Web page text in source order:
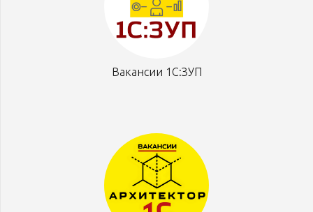
Вакансии 1С:ЗУП